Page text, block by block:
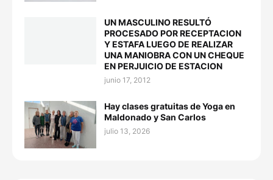
UN MASCULINO RESULTÓ
PROCESADO POR RECEPTACION
Y ESTAFA LUEGO DE REALIZAR
UNA MANIOBRA CON UN CHEQUE
EN PERJUICIO DE ESTACION
junio 17, 2012
Hay clases gratuitas de Yoga en
Maldonado y San Carlos
julio 13, 2026